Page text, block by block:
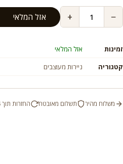
−
+ אזל המלאי
זמינות
אזל המלאי
קטגוריה
ניירות מעוצבים
משלוח מהיר תשלום מאובטח החזרות תוך 14 יום